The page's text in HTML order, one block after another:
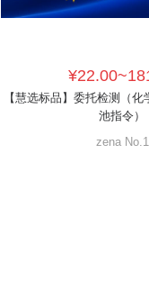
【慧选标品】委托检测（
池指令）
zena No.1